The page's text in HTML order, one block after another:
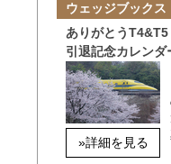
ウェッジブックス
ありがとう
引退記念カレン
»詳細を見る